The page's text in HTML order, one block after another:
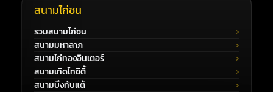
สนามไก่ชน
รวมสนามไก่ชน
สนามมหาลาภ
สนามไก่ทองอินเตอร์
สนามเทิดไทซิตี้
สนามบึงทับแต้